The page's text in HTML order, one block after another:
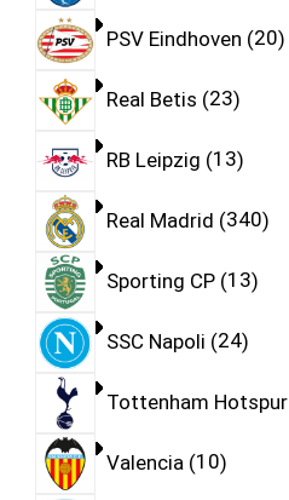
PSV Eindhoven 20
Real Betis 23
RB Leipzig 13
Real Madrid 340
Sporting CP 13
SSC Napoli 24
Tottenham Hotspur
Valencia 10